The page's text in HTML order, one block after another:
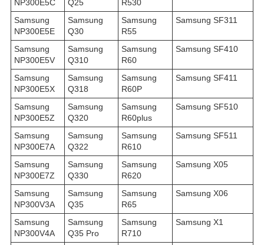
NP300E5C Q25
R530
Samsung
NP300E5E
Samsung
Q30
Samsung
R55
Samsung SF311
Samsung
NP300E5V
Samsung
Q310
Samsung
R60
Samsung SF410
Samsung
NP300E5X
Samsung
Q318
Samsung
R60P
Samsung SF411
Samsung
NP300E5Z
Samsung
Q320
Samsung
R60plus
Samsung SF510
Samsung
NP300E7A
Samsung
Q322
Samsung
R610
Samsung SF511
Samsung
NP300E7Z
Samsung
Q330
Samsung
R620
Samsung X05
Samsung
NP300V3A
Samsung
Q35
Samsung
R65
Samsung X06
Samsung
NP300V4A
Samsung
Q35 Pro
Samsung
R710
Samsung X1